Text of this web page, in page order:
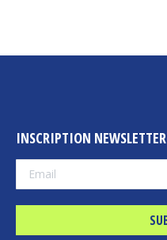
INSCRIPTION NEWSLETTER